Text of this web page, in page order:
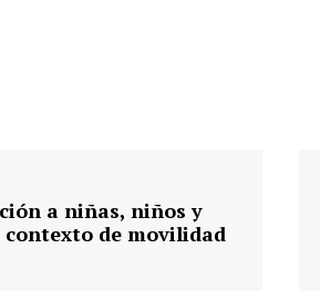
a niñas, niños y
contexto de movilidad